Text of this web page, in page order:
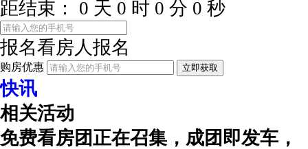
距结束：
0 天 0 时 0 分 0 秒
报名看房人报名
购房优惠 立即获取
快讯
相关活动
免费看房团正在召集，成团即发车，